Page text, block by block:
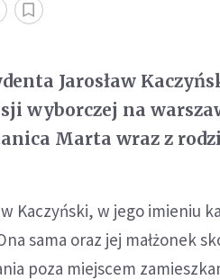
Jarosław
wyborczej na
Marta wraz z
Kaczyński, w jego imieniu
sama oraz jej małżonek
poza miejscem